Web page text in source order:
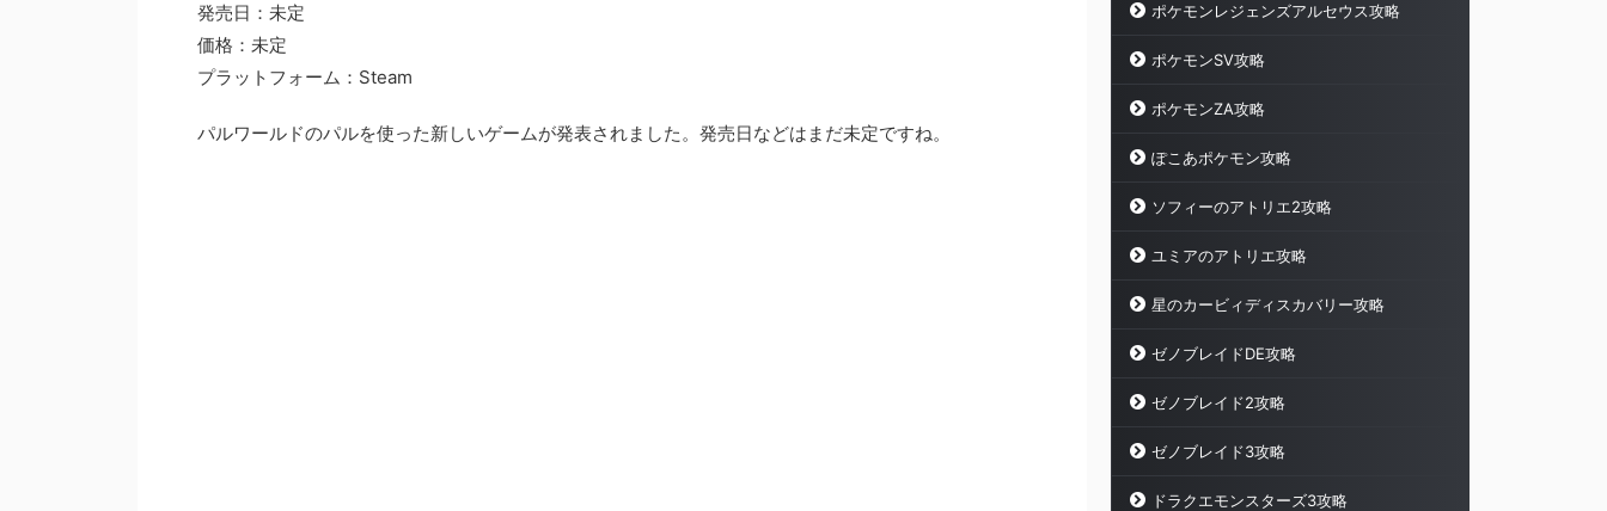
発売日：未定
価格：未定
プラットフォーム：Steam
パルワールドのパルを使った新しいゲームが発表されました。発売日などはまだ未定ですね。
ポケモンレジェンズアルセウス攻略
ポケモンSV攻略
ポケモンZA攻略
ぽこあポケモン攻略
ソフィーのアトリエ2攻略
ユミアのアトリエ攻略
星のカービィディスカバリー攻略
ゼノブレイドDE攻略
ゼノブレイド2攻略
ゼノブレイド3攻略
ドラクエモンスターズ3攻略